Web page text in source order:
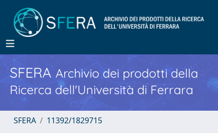
SFERA Archivio dei prodotti della
Ricerca dell'Università di Ferrara
SFERA 11392/1829715